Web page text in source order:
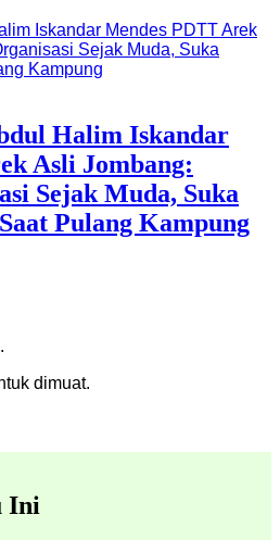
Halim Iskandar
Asli Jombang:
Sejak Muda, Suka
Pulang Kampung
dimuat.
Ini